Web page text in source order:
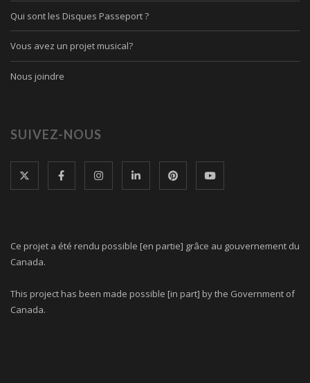
Qui sont les Disques Passeport ?
Vous avez un projet musical?
Nous joindre
SUIVEZ-NOUS
Ce projet a été rendu possible [en partie] grâce au gouvernement du
Canada.
This project has been made possible [in part] by the Government of
Canada.